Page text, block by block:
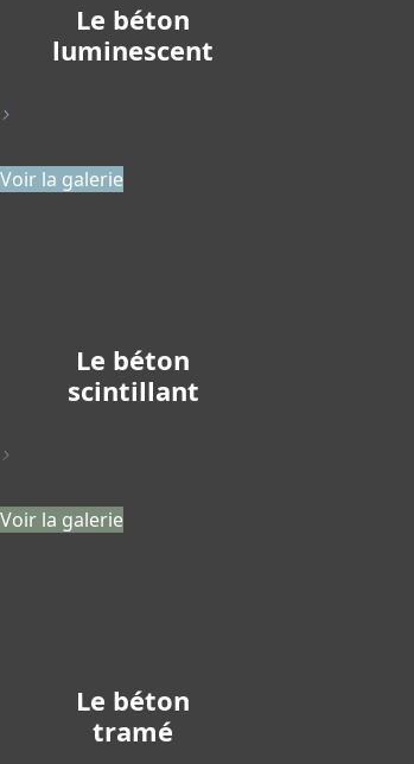
Le béton
luminescent
>
Voir la galerie
Le béton
scintillant
>
Voir la galerie
Le béton
tramé